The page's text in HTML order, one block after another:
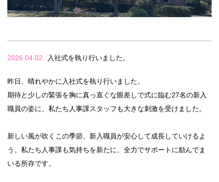
2026.04.02 入社式を執り行いました。
昨日、晴れやかに入社式を執り行いました。
期待と少しの緊張を胸に真っ直ぐな眼差しで式に臨む27名の新入
職員の姿に、私たち人事課スタッフも大きな刺激を受けました。
新しい風が吹くこの季節、新入職員が安心して成長していけるよ
う、私たち人事課も気持ちを新たに、全力でサポートに励んでま
いる所存です。